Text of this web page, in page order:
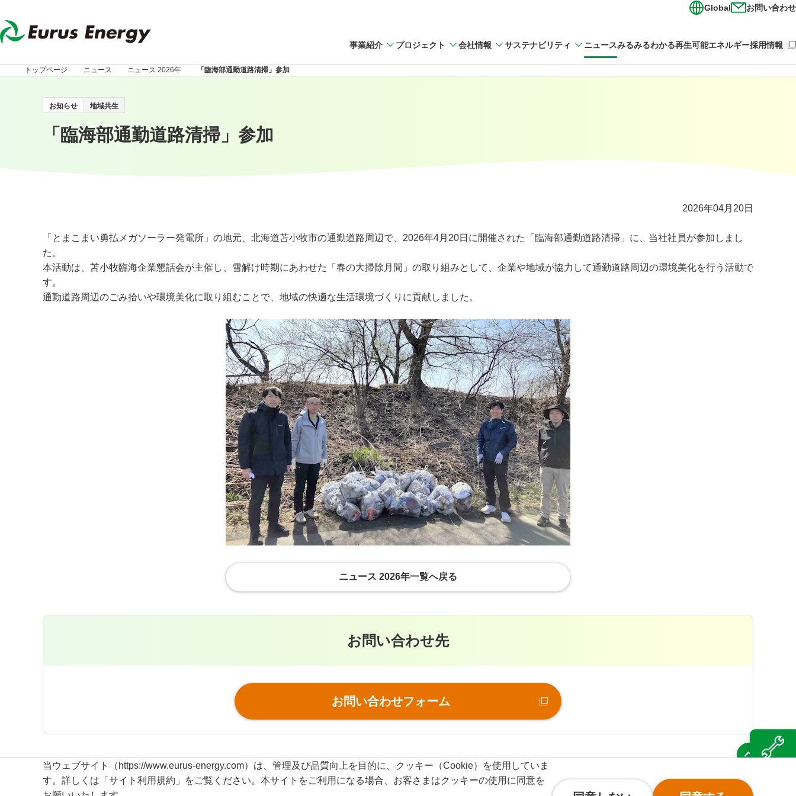
当ウェブサイト（https://www.eurus-energy.com）は、管理及び品質向上を目的に、クッキー（Cookie）を使用していま
す。詳しくは「サイト利用規約」をご覧ください。本サイトをご利用になる場合、お客さまはクッキーの使用に同意を
Global お問い合わせ
事業紹介 プロジェクト 会社情報 サステナビリティ ニュースみるみるわかる再生可能エネルギー採用情報
（新
トップページ ニュース ニュース 2026年 「臨海部通勤道路清掃」参加
お知らせ 地域共生
「臨海部通勤道路清掃」参加
2026年04月20日
「とまこまい勇払メガソーラー発電所」の地元、北海道苫小牧市の通勤道路周辺で、2026年4月20日に開催された「臨海部通勤道路清掃」に、当社社員が参加しまし
た。
本活動は、苫小牧臨海企業懇話会が主催し、雪解け時期にあわせた「春の大掃除月間」の取り組みとして、企業や地域が協力して通勤道路周辺の環境美化を行う活動で
す。
通勤道路周辺のごみ拾いや環境美化に取り組むことで、地域の快適な生活環境づくりに貢献しました。
ニュース 2026年一覧へ戻る
お問い合わせ先
お問い合わせフォーム
（新
環境影響評価